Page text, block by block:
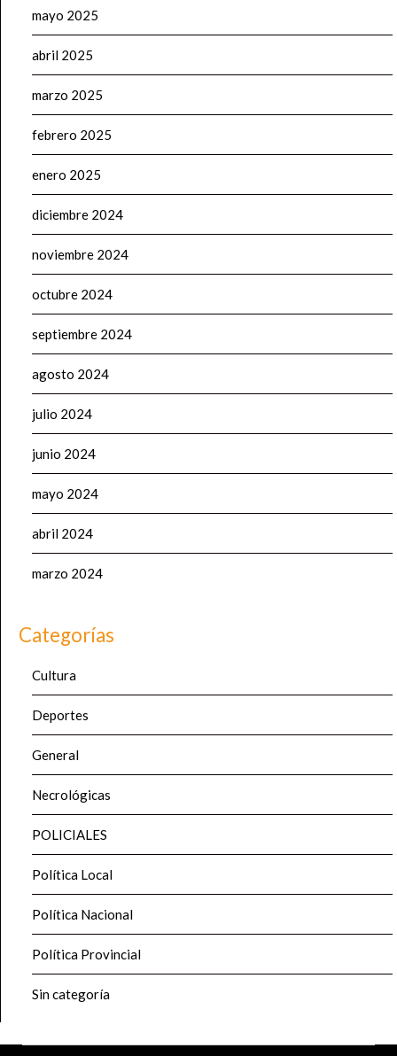
mayo 2025
abril 2025
marzo 2025
febrero 2025
enero 2025
diciembre 2024
noviembre 2024
octubre 2024
septiembre 2024
agosto 2024
julio 2024
junio 2024
mayo 2024
abril 2024
marzo 2024
Categorías
Cultura
Deportes
General
Necrológicas
POLICIALES
Política Local
Política Nacional
Política Provincial
Sin categoría